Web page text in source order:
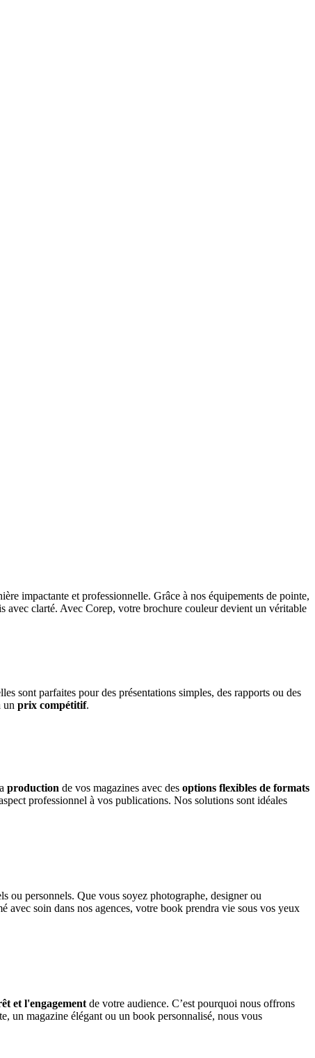
impactante et professionnelle. Grâce à nos équipements de pointe,
avec clarté. Avec Corep, votre brochure couleur devient un véritable
sont parfaites pour des présentations simples, des rapports ou des
un prix compétitif.
production de vos magazines avec des options flexibles de formats
professionnel à vos publications. Nos solutions sont idéales
ou personnels. Que vous soyez photographe, designer ou
avec soin dans nos agences, votre book prendra vie sous vos yeux
et l'engagement de votre audience. C’est pourquoi nous offrons
un magazine élégant ou un book personnalisé, nous vous